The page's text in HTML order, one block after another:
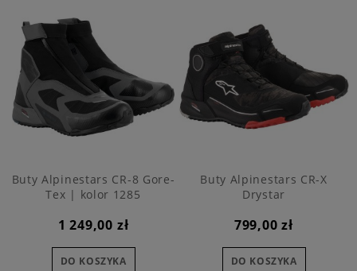
Buty Alpinestars CR-8 Gore-
Tex | kolor 1285
1 249,00 zł
DO KOSZYKA
Buty Alpinestars CR-X
Drystar
799,00 zł
DO KOSZYKA